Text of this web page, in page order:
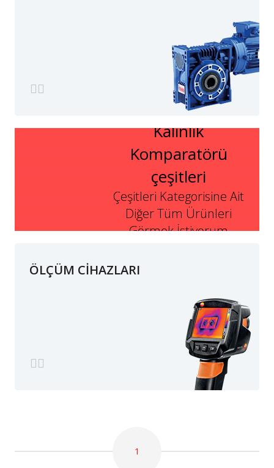
Kalınlık
Komparatörü
çeşitleri
Çeşitleri Kategorisine Ait
Diğer Tüm Ürünleri
Görmek İstiyorum
ÖLÇÜM CİHAZLARI
1